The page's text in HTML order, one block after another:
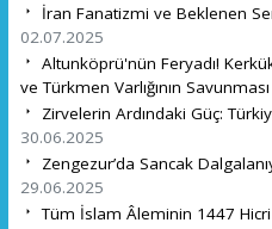
İran Fanatizmi ve Beklenen
02.07.2025
Altunköprü'nün Feryadı!
ve Türkmen Varlığının
Zirvelerin Ardındaki Güç:
30.06.2025
Zengezur’da Sancak
29.06.2025
Tüm İslam Âleminin 1447 Hicri